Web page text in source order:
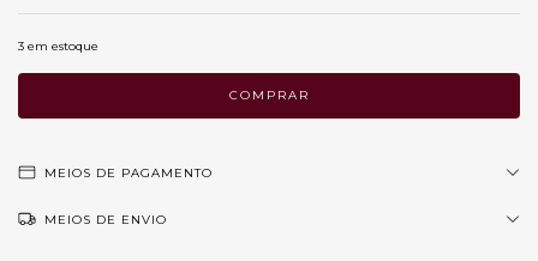
3 em estoque
MEIOS DE PAGAMENTO
MEIOS DE ENVIO